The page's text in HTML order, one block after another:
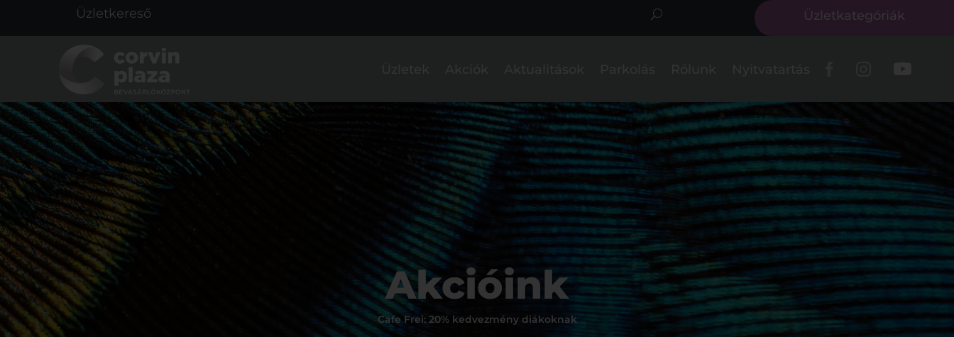
Üzletkategóriák
Akcióink
Cafe Frei: 20% kedvezmény diákoknak